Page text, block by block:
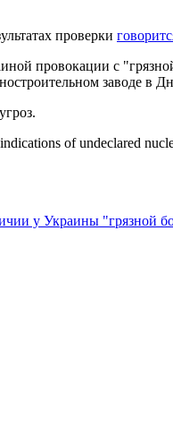
проверки
провокации с
заводе в
of undeclared
у Украины "грязной